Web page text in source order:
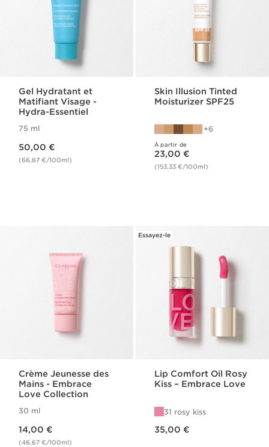
Gel Hydratant et
Matifiant Visage -
Hydra-Essentiel
75 ml
50,00 €
(66,67 €/100ml)
Skin Illusion Tinted
Moisturizer SPF25
6
À partir de
Nouveau prix 23,00 €
23,00 €
(153,33 €/100ml)
Crème Jeunesse des
Mains - Embrace
Love Collection
30 ml
14,00 €
(46,67 €/100ml)
Essayez-le
Lip Comfort Oil Rosy
Kiss – Embrace Love
31 rosy kiss
35,00 €